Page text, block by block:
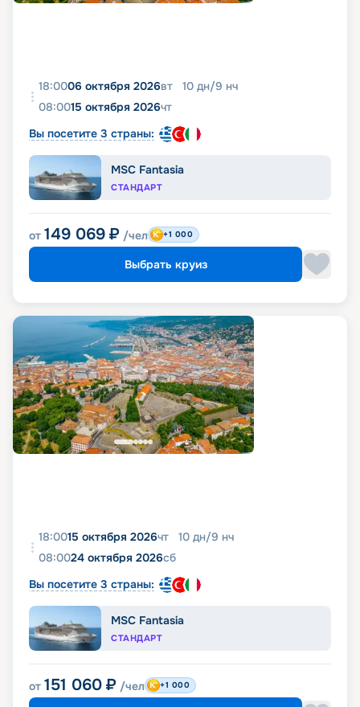
18:0006 октября 2026вт 10 дн/9 нч
08:0015 октября 2026чт
Вы посетите 3 страны:
MSC Fantasia
СТАНДАРТ
от 149 069 ₽ /чел +1 000
Выбрать круиз
18:0015 октября 2026чт 10 дн/9 нч
08:0024 октября 2026сб
Вы посетите 3 страны:
MSC Fantasia
СТАНДАРТ
от 151 060 ₽ /чел +1 000